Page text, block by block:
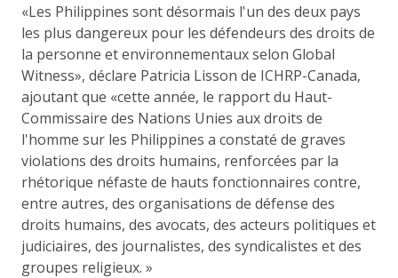
«Les Philippines sont désormais l'un des deux pays
les plus dangereux pour les défendeurs des droits de
la personne et environnementaux selon Global
Witness», déclare Patricia Lisson de ICHRP-Canada,
ajoutant que «cette année, le rapport du Haut-
Commissaire des Nations Unies aux droits de
l'homme sur les Philippines a constaté de graves
violations des droits humains, renforcées par la
rhétorique néfaste de hauts fonctionnaires contre,
entre autres, des organisations de défense des
droits humains, des avocats, des acteurs politiques et
judiciaires, des journalistes, des syndicalistes et des
groupes religieux. »